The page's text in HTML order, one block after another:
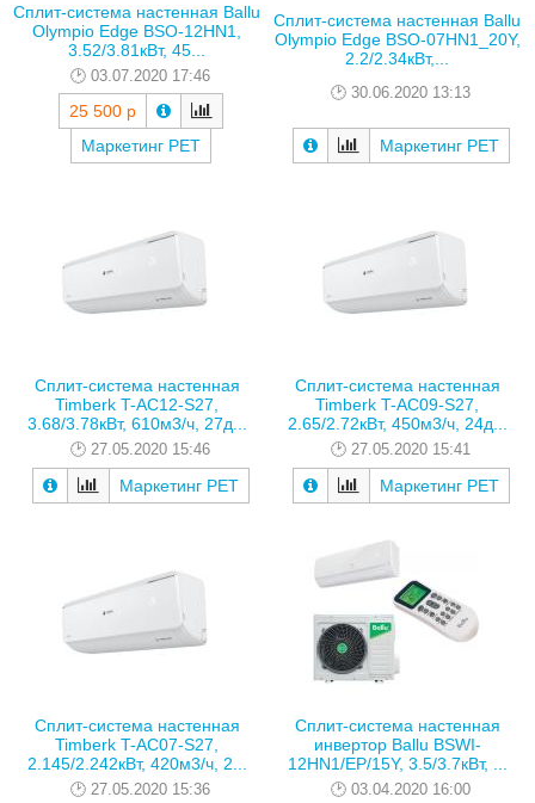
Сплит-система настенная Ballu
Olympio Edge BSO-12HN1,
3.52/3.81кВт, 45...
03.07.2020 17:46
25 500 р
Маркетинг РЕТ
Сплит-система настенная Ballu
Olympio Edge BSO-07HN1_20Y,
2.2/2.34кВт,...
30.06.2020 13:13
Маркетинг РЕТ
Сплит-система настенная
Timberk T-AC12-S27,
3.68/3.78кВт, 610м3/ч, 27д...
27.05.2020 15:46
Маркетинг РЕТ
Сплит-система настенная
Timberk T-AC09-S27,
2.65/2.72кВт, 450м3/ч, 24д...
27.05.2020 15:41
Маркетинг РЕТ
Сплит-система настенная
Timberk T-AC07-S27,
2.145/2.242кВт, 420м3/ч, 2...
27.05.2020 15:36
Сплит-система настенная
инвертор Ballu BSWI-
12HN1/EP/15Y, 3.5/3.7кВт, ...
03.04.2020 16:00